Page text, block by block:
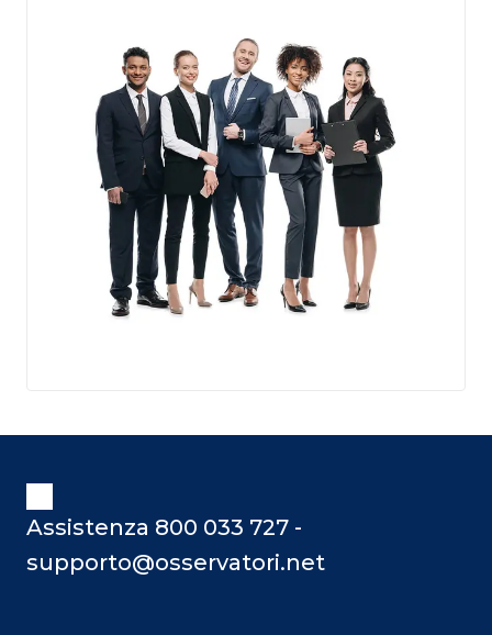
Assistenza 800 033 727 -
supporto@osservatori.net